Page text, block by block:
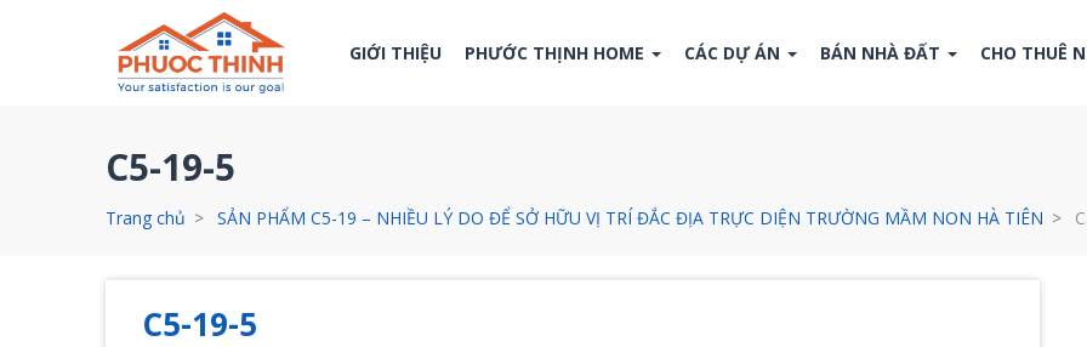
GIỚI THIỆU PHƯỚC THỊNH HOME CÁC DỰ ÁN BÁN NHÀ ĐẤT CHO THUÊ
C5-19-5
Trang chủ SẢN PHẨM C5-19 – NHIỀU LÝ DO ĐỂ SỞ HỮU VỊ TRÍ ĐẮC ĐỊA TRỰC DIỆN TRƯỜNG MẦM NON HÀ TIÊN
C5-19-5